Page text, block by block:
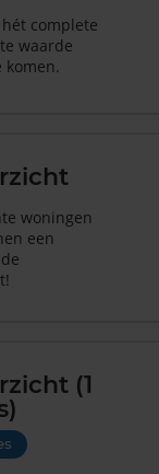
complete
waarde
komen.
woningen
een
(1